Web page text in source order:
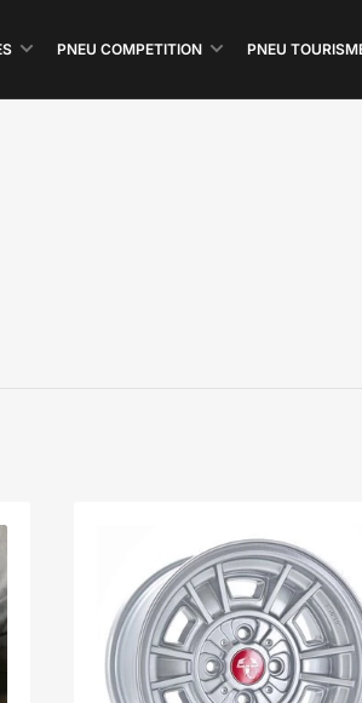
PNEU COMPETITION PNEU